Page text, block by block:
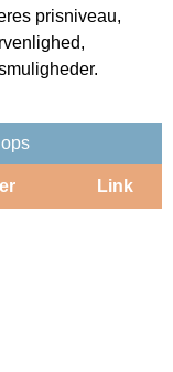
prisniveau,
Link